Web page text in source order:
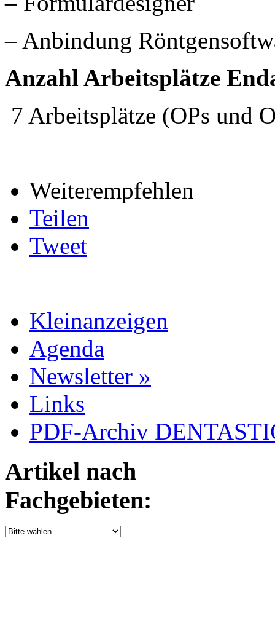
– Anbindung
Anzahl Arbeitsplätze
7 Arbeitsplätze (OPs und
Weiterempfehlen
Teilen
Tweet
Kleinanzeigen
Agenda
Newsletter »
Links
PDF-Archiv
Artikel nach
Fachgebieten: